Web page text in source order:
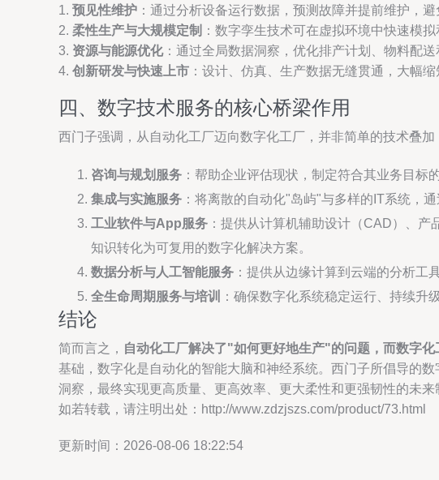
1. 预见性维护 ：通过分析设备运行数据，预测故障并提前维护，避
2. 柔性生产与大规模定制 ：数字孪生技术可在虚拟环境中快速模
3. 资源与能源优化：通过全局数据洞察，优化排产计划、物料配送
4. 创新研发与快速上市 ：设计、仿真、生产数据无缝贯通，大幅
四、数字技术服务的核心桥梁作用
西门子强调，从自动化工厂迈向数字化工厂，并非简单的技术叠加
咨询与规划服务 ：帮助企业评估现状，制定符合其业务目标
集成与实施服务 ：将离散的自动化"岛屿"与多样的IT系统，
工业软件与App服务 ：提供从计算机辅助设计（CAD）、
知识转化为可复用的数字化解决方案。
数据分析与人工智能服务 ：提供从边缘计算到云端的分析工
全生命周期服务与培训
：确保数字化系统稳定运行、持续升
结论
简而言之， 自动化工厂解决了"如何更好地生产"的问题，而数字
基础，数字化是自动化的智能大脑和神经系统。西门子所倡导的
洞察，最终实现更高质量、更高效率、更大柔性和更强韧性的未
如若转载，请注明出处：http://www.zdzjszs.com/product/73.html
更新时间：2026-08-06 18:22:54